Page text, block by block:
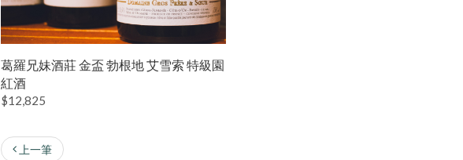
葛羅兄妹酒莊 金盃 勃根地 艾雪索 特級園
紅酒
$12,825
上一筆